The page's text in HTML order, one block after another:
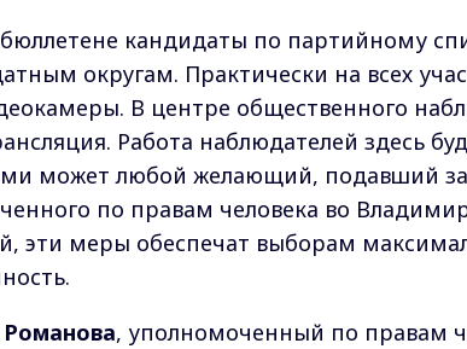
кандидаты по партийному
округам. Практически на всех
В центре общественного
Работа наблюдателей здесь
может любой желающий, подавший
по правам человека во
эти меры обеспечат выборам
, уполномоченный по правам